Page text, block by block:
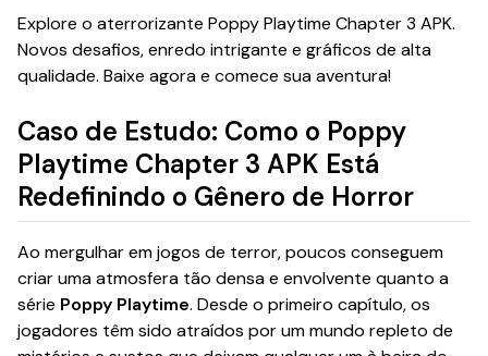
Explore o aterrorizante Poppy Playtime Chapter 3 APK.
Novos desafios, enredo intrigante e gráficos de alta
qualidade. Baixe agora e comece sua aventura!
Caso de Estudo: Como o Poppy
Playtime Chapter 3 APK Está
Redefinindo o Gênero de Horror
Ao mergulhar em jogos de terror, poucos conseguem
criar uma atmosfera tão densa e envolvente quanto a
série Poppy Playtime. Desde o primeiro capítulo, os
jogadores têm sido atraídos por um mundo repleto de